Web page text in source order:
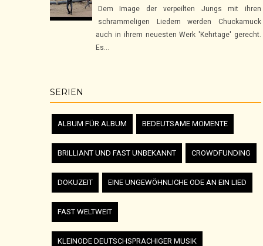
Dem Image der verpeilten Jungs mit ihren
schrammeligen Liedern werden Chuckamuck
auch in ihrem neuesten Werk 'Kehrtage' gerecht.
Es...
SERIEN
ALBUM FÜR ALBUM BEDEUTSAME MOMENTE
BRILLIANT UND FAST UNBEKANNT CROWDFUNDING
DOKUZEIT EINE UNGEWÖHNLICHE ODE AN EIN LIED
FAST WELTWEIT
KLEINODE DEUTSCHSPRACHIGER MUSIK